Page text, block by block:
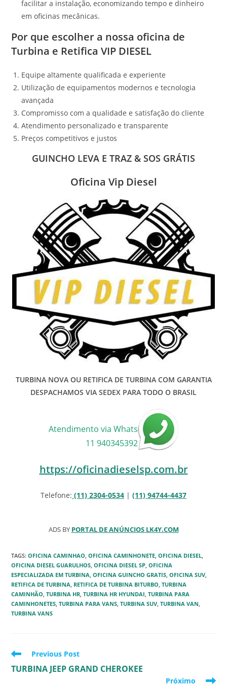
facilitar a instalação, economizando tempo e dinheiro
em oficinas mecânicas.
Por que escolher a nossa oficina de
Turbina e Retifica VIP DIESEL
Equipe altamente qualificada e experiente
Utilização de equipamentos modernos e tecnologia
avançada
Compromisso com a qualidade e satisfação do cliente
Atendimento personalizado e transparente
Preços competitivos e justos
GUINCHO LEVA E TRAZ & SOS GRÁTIS
Oficina Vip Diesel
TURBINA NOVA OU RETIFICA DE TURBINA COM GARANTIA
DESPACHAMOS VIA SEDEX PARA TODO O BRASIL
Atendimento via Whats
11 940345392
https://oficinadieselsp.com.br
Telefone: (11) 2304-0534 | (11) 94744-4437
ADS BY PORTAL DE ANÚNCIOS LK4Y.COM
TAGS:OFICINA CAMINHAO, OFICINA CAMINHONETE, OFICINA DIESEL,
OFICINA DIESEL GUARULHOS, OFICINA DIESEL SP, OFICINA
ESPECIALIZADA EM TURBINA, OFICINA GUINCHO GRATIS, OFICINA SUV,
RETIFICA DE TURBINA, RETIFICA DE TURBINA BITURBO, TURBINA
CAMINHÃO, TURBINA HR, TURBINA HR HYUNDAI, TURBINA PARA
CAMINHONETES, TURBINA PARA VANS, TURBINA SUV, TURBINA VAN,
TURBINA VANS
Read
articles
Previous Post
TURBINA JEEP GRAND CHEROKEE
Próximo